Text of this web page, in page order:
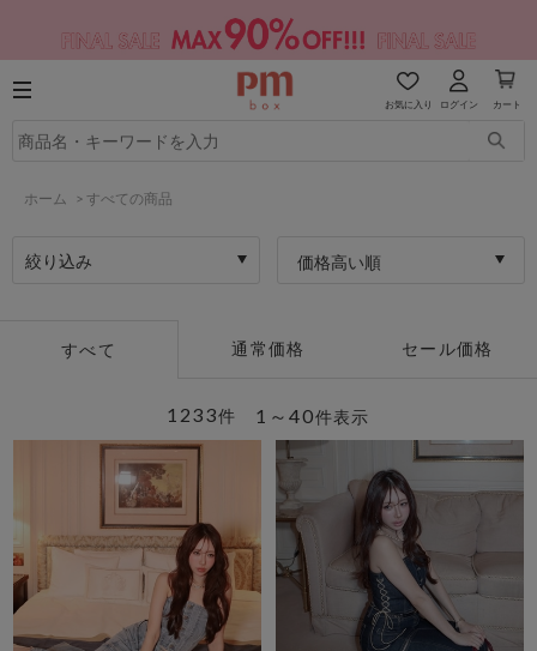
お気に入り ログイン カート
ホーム > すべての商品
絞り込み 価格高い順
すべて 通常価格 セール価格
1～40件表示
1233件